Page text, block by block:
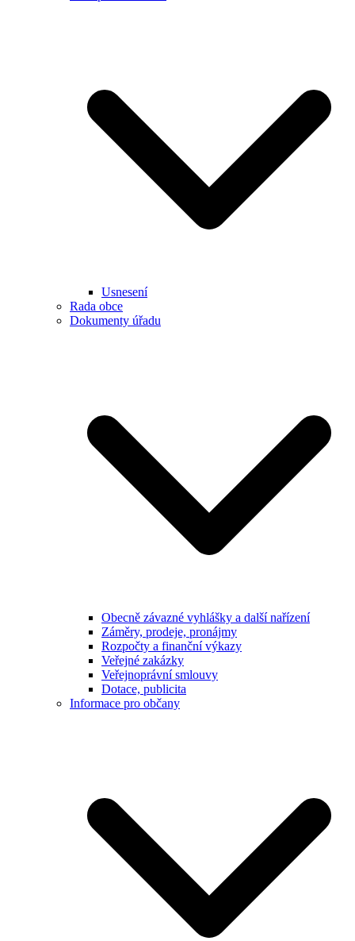
Usnesení
Rada obce
Dokumenty úřadu
Obecně závazné vyhlášky a další nařízení
Záměry, prodeje, pronájmy
Rozpočty a finanční výkazy
Veřejné zakázky
Veřejnoprávní smlouvy
Dotace, publicita
Informace pro občany